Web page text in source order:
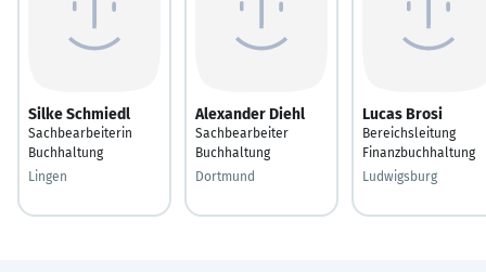
Silke Schmiedl
Sachbearbeiterin
Buchhaltung
Lingen
Alexander Diehl
Sachbearbeiter
Buchhaltung
Dortmund
Lucas Brosi
Bereichsleitung
Finanzbuchhaltung
Ludwigsburg